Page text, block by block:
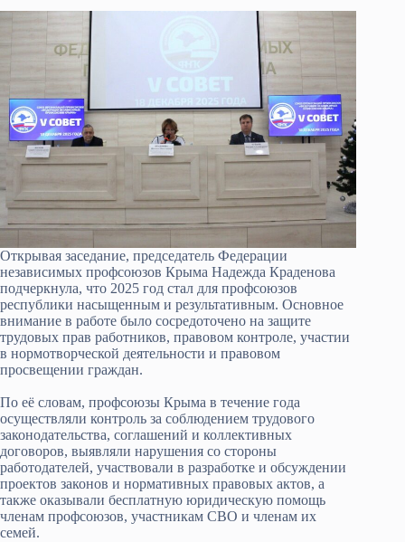
Открывая заседание, председатель Федерации
независимых профсоюзов Крыма Надежда Краденова
подчеркнула, что 2025 год стал для профсоюзов
республики насыщенным и результативным. Основное
внимание в работе было сосредоточено на защите
трудовых прав работников, правовом контроле, участии
в нормотворческой деятельности и правовом
просвещении граждан.
По её словам, профсоюзы Крыма в течение года
осуществляли контроль за соблюдением трудового
законодательства, соглашений и коллективных
договоров, выявляли нарушения со стороны
работодателей, участвовали в разработке и обсуждении
проектов законов и нормативных правовых актов, а
также оказывали бесплатную юридическую помощь
членам профсоюзов, участникам СВО и членам их
семей.